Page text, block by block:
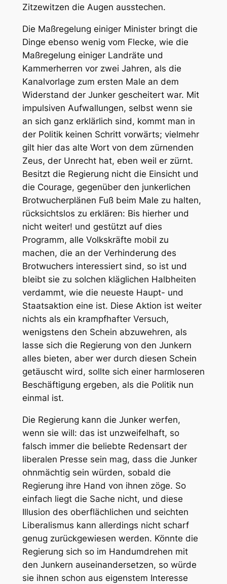
Zitzewitzen die Augen ausstechen.
Die Maßregelung einiger Minister bringt die
Dinge ebenso wenig vom Flecke, wie die
Maßregelung einiger Landräte und
Kammerherren vor zwei Jahren, als die
Kanalvorlage zum ersten Male an dem
Widerstand der Junker gescheitert war. Mit
impulsiven Aufwallungen, selbst wenn sie
an sich ganz erklärlich sind, kommt man in
der Politik keinen Schritt vorwärts; vielmehr
gilt hier das alte Wort von dem zürnenden
Zeus, der Unrecht hat, eben weil er zürnt.
Besitzt die Regierung nicht die Einsicht und
die Courage, gegenüber den junkerlichen
Brotwucherplänen Fuß beim Male zu halten,
rücksichtslos zu erklären: Bis hierher und
nicht weiter! und gestützt auf dies
Programm, alle Volkskräfte mobil zu
machen, die an der Verhinderung des
Brotwuchers interessiert sind, so ist und
bleibt sie zu solchen kläglichen Halbheiten
verdammt, wie die neueste Haupt- und
Staatsaktion eine ist. Diese Aktion ist weiter
nichts als ein krampfhafter Versuch,
wenigstens den Schein abzuwehren, als
lasse sich die Regierung von den Junkern
alles bieten, aber wer durch diesen Schein
getäuscht wird, sollte sich einer harmloseren
Beschäftigung ergeben, als die Politik nun
einmal ist.
Die Regierung kann die Junker werfen,
wenn sie will: das ist unzweifelhaft, so
falsch immer die beliebte Redensart der
liberalen Presse sein mag, dass die Junker
ohnmächtig sein würden, sobald die
Regierung ihre Hand von ihnen zöge. So
einfach liegt die Sache nicht, und diese
Illusion des oberflächlichen und seichten
Liberalismus kann allerdings nicht scharf
genug zurückgewiesen werden. Könnte die
Regierung sich so im Handumdrehen mit
den Junkern auseinandersetzen, so würde
sie ihnen schon aus eigenstem Interesse